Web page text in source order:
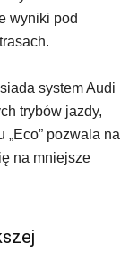
wyniki pod
system Audi
trybów jazdy,
„Eco” pozwala na
na mniejsze